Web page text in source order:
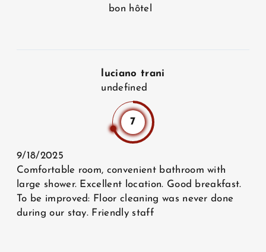
bon hôtel
luciano trani
undefined
7
9/18/2025
Comfortable room, convenient bathroom with
large shower. Excellent location. Good breakfast.
To be improved: Floor cleaning was never done
during our stay. Friendly staff